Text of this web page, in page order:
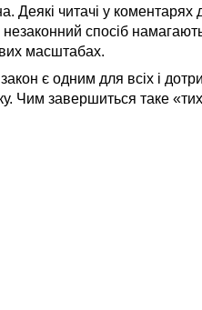
Деякі читачі у коментарях
спосіб
масштабах.
є одним для всіх і
Чим завершиться таке